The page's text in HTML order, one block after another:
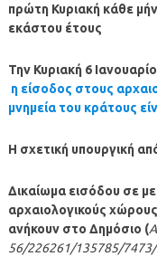
πρώτη Κυριακή κάθε
εκάστου έτους
Την Κυριακή 6
η είσοδος στους
μνημεία του κράτους
Η σχετική υπουργική
Δικαίωμα εισόδου σε
αρχαιολογικούς
ανήκουν στο Δημόσιο (
56/226261/135785/